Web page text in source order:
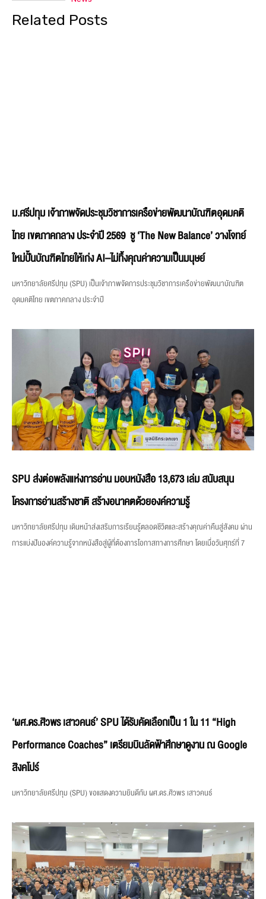
Related Posts
ม.ศรีปทุม เจ้าภาพจัดประชุมวิชาการเครือข่ายพัฒนาบัณฑิตอุดมคติ
ไทย เขตภาคกลาง ประจำปี 2569 ชู ‘The New Balance’ วางโจทย์
ใหม่ปั้นบัณฑิตไทยให้เก่ง AI–ไม่ทิ้งคุณค่าความเป็นมนุษย์
มหาวิทยาลัยศรีปทุม (SPU) เป็นเจ้าภาพจัดการประชุมวิชาการเครือข่ายพัฒนาบัณฑิต
อุดมคติไทย เขตภาคกลาง ประจำปี
SPU ส่งต่อพลังแห่งการอ่าน มอบหนังสือ 13,673 เล่ม สนับสนุน
โครงการอ่านสร้างชาติ สร้างอนาคตด้วยองค์ความรู้
มหาวิทยาลัยศรีปทุม เดินหน้าส่งเสริมการเรียนรู้ตลอดชีวิตและสร้างคุณค่าคืนสู่สังคม ผ่าน
การแบ่งปันองค์ความรู้จากหนังสือสู่ผู้ที่ต้องการโอกาสทางการศึกษา โดยเมื่อวันศุกร์ที่ 7
‘ผศ.ดร.ศิวพร เสาวคนธ์’ SPU ได้รับคัดเลือกเป็น 1 ใน 11 “High
Performance Coaches” เตรียมบินลัดฟ้าศึกษาดูงาน ณ Google
สิงคโปร์
มหาวิทยาลัยศรีปทุม (SPU) ขอแสดงความยินดีกับ ผศ.ดร.ศิวพร เสาวคนธ์